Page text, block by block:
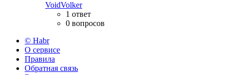
VoidVolker
1 ответ
0 вопросов
© Habr
О сервисе
Правила
Обратная связь